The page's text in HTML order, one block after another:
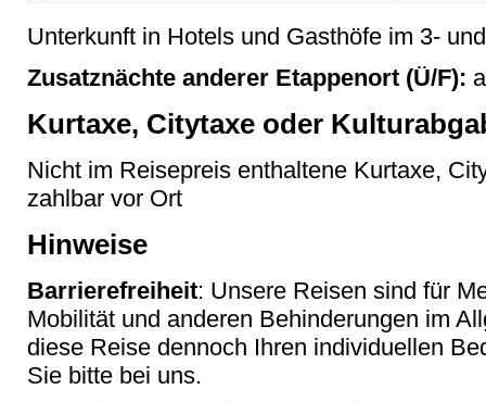
Unterkunft in Hotels und Gasthöfe im 3-
Zusatznächte anderer Etappenort (Ü/F):
Kurtaxe, Citytaxe oder
Nicht im Reisepreis enthaltene Kurtaxe,
zahlbar vor Ort
Hinweise
Barrierefreiheit: Unsere Reisen sind für
Mobilität und anderen Behinderungen im
diese Reise dennoch Ihren individuellen
Sie bitte bei uns.